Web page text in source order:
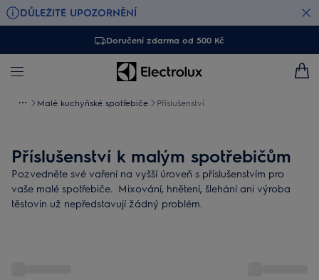
DŮLEŽITÉ UPOZORNĚNÍ
Doručení zdarma od 500 Kč
Malé kuchyňské spotřebiče Příslušenství
Příslušenství k malým spotřebičům
Pozvedněte své vaření na vyšší úroveň s příslušenstvím pro
vaše malé spotřebiče. Mixování, hnětení, šlehání ani výroba
těstovin už nepředstavují žádný problém.